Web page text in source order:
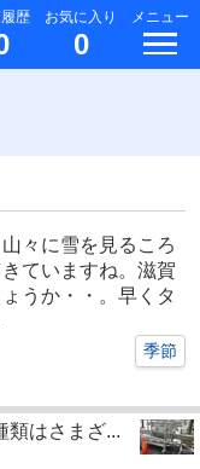
歴 お気に入り
0
メニュー
々に雪を見るころ
ていますね。滋賀
うか・・。早くタ
季節
類はさまざ...